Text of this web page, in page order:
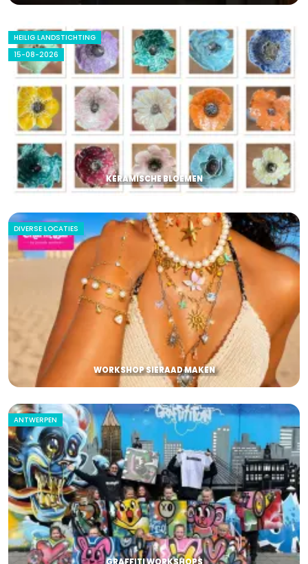
HEILIG LANDSTICHTING
15-08-2026
KERAMISCHE BLOEMEN
DIVERSE LOCATIES
WORKSHOP SIERAAD MAKEN
ANTWERPEN
GRAFFITI WORKSHOPS